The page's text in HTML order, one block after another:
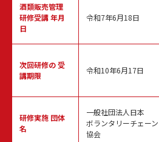
酒類販売管理
研修受講 年月
日
次回研修の受
講期限
研修実施 団体
名
令和7年6月18日
令和10年6月17日
一般社団法人日本
ボランタリーチェーン
協会